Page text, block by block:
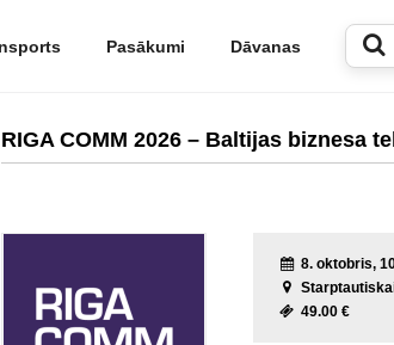
Pasākumi Dāvanas
RIGA COMM 2026 – Baltijas biznesa
8. oktobris,
49.00 €